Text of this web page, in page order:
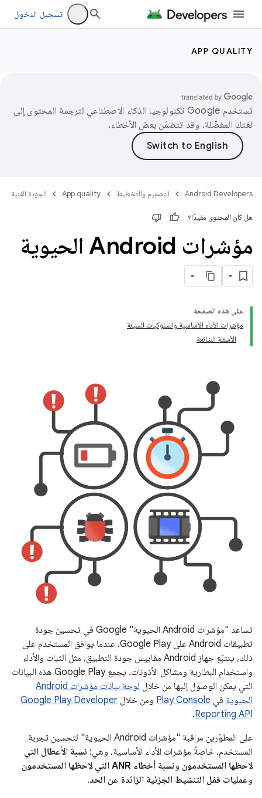
تسجيل الدخول
APP QUALITY
تستخدم Google تكنولوجيا الذكاء الاصطناعي لترجمة المحتوى إلى
لغتك المفضّلة، وقد تتضمّن بعض الأخطاء.
Android Developers التصميم والتخطيط App quality الجودة الفنية
هل كان المحتوى مفيدًا؟
مؤشرات Android الحيوية
على هذه الصفحة
مؤشرات الأداء الأساسية والسلوكيات السيئة
الأسئلة الشائعة
تساعد "مؤشرات Android الحيوية" Google في تحسين جودة
تطبيقات Android على Google Play. عندما يوافق المستخدم على
ذلك، يتتبّع جهاز Android مقاييس جودة التطبيق، مثل الثبات والأداء
واستخدام البطارية ومشاكل الأذونات. يجمع Google Play هذه البيانات
التي يمكن الوصول إليها من خلال
لوحة بيانات مؤشرات Android
الحيوية في Play Console ومن خلال Google Play Developer
Reporting API
.
على المطوّرين مراقبة "مؤشرات Android الحيوية" لتحسين تجربة
المستخدم، خاصةً مؤشرات الأداء الأساسية، وهي: نسبة الأعطال التي
لاحظها المستخدمون ونسبة أخطاء ANR التي لاحظها المستخدمون
وعمليات قفل التنشيط الجزئية الزائدة عن الحد.